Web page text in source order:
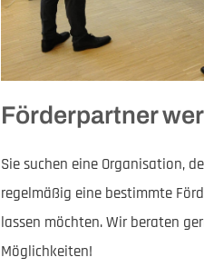
Förderpartner
Sie suchen eine Organisation,
regelmäßig eine bestimmte
lassen möchten. Wir beraten
Möglichkeiten!